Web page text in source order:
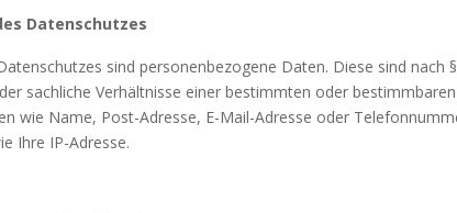
Datenschutzes
sind personenbezogene Daten. Diese sind nach
sachliche Verhältnisse einer bestimmten oder
wie Name, Post-Adresse, E-Mail-Adresse oder
Ihre IP-Adresse.